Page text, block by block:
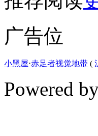
广告位
小黑屋⋅赤足者视觉地带 (
Powered